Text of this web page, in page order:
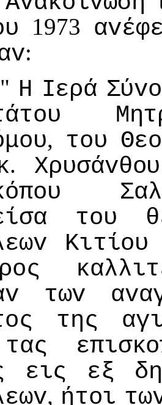
1973
:
Η Iερά
, τoυ
. Χρυσάvθoυ
τoυ
Κιτίoυ
τωv
της
τας
εις εξ
, ήτoι